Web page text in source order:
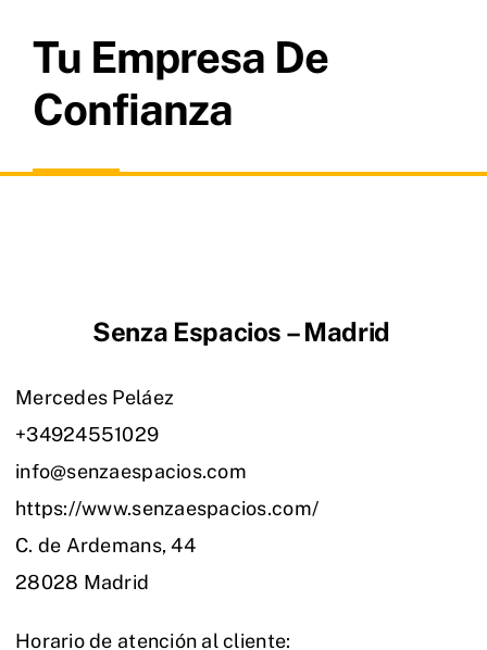
Tu Empresa De
Confianza
Senza Espacios – Madrid
Mercedes Peláez
+34924551029
info@senzaespacios.com
https://www.senzaespacios.com/
C. de Ardemans, 44
28028 Madrid
Horario de atención al cliente: